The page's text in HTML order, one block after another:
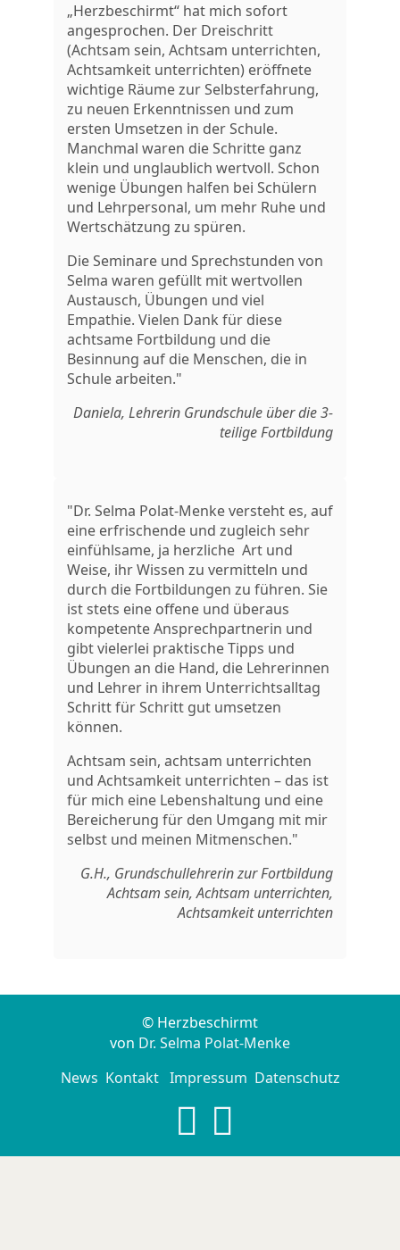
„Herzbeschirmt“ hat mich sofort
angesprochen. Der Dreischritt
(Achtsam sein, Achtsam unterrichten,
Achtsamkeit unterrichten) eröffnete
wichtige Räume zur Selbsterfahrung,
zu neuen Erkenntnissen und zum
ersten Umsetzen in der Schule.
Manchmal waren die Schritte ganz
klein und unglaublich wertvoll. Schon
wenige Übungen halfen bei Schülern
und Lehrpersonal, um mehr Ruhe und
Wertschätzung zu spüren.
Die Seminare und Sprechstunden von
Selma waren gefüllt mit wertvollen
Austausch, Übungen und viel
Empathie. Vielen Dank für diese
achtsame Fortbildung und die
Besinnung auf die Menschen, die in
Schule arbeiten."
Daniela, Lehrerin Grundschule über die 3-
teilige Fortbildung
"Dr. Selma Polat-Menke versteht es, auf
eine erfrischende und zugleich sehr
einfühlsame, ja herzliche Art und
Weise, ihr Wissen zu vermitteln und
durch die Fortbildungen zu führen. Sie
ist stets eine offene und überaus
kompetente Ansprechpartnerin und
gibt vielerlei praktische Tipps und
Übungen an die Hand, die Lehrerinnen
und Lehrer in ihrem Unterrichtsalltag
Schritt für Schritt gut umsetzen
können.
Achtsam sein, achtsam unterrichten
und Achtsamkeit unterrichten – das ist
für mich eine Lebenshaltung und eine
Bereicherung für den Umgang mit mir
selbst und meinen Mitmenschen."
G.H., Grundschullehrerin zur Fortbildung
Achtsam sein, Achtsam unterrichten,
Achtsamkeit unterrichten
© Herzbeschirmt
von Dr. Selma Polat-Menke
News Kontakt Impressum Datenschutz